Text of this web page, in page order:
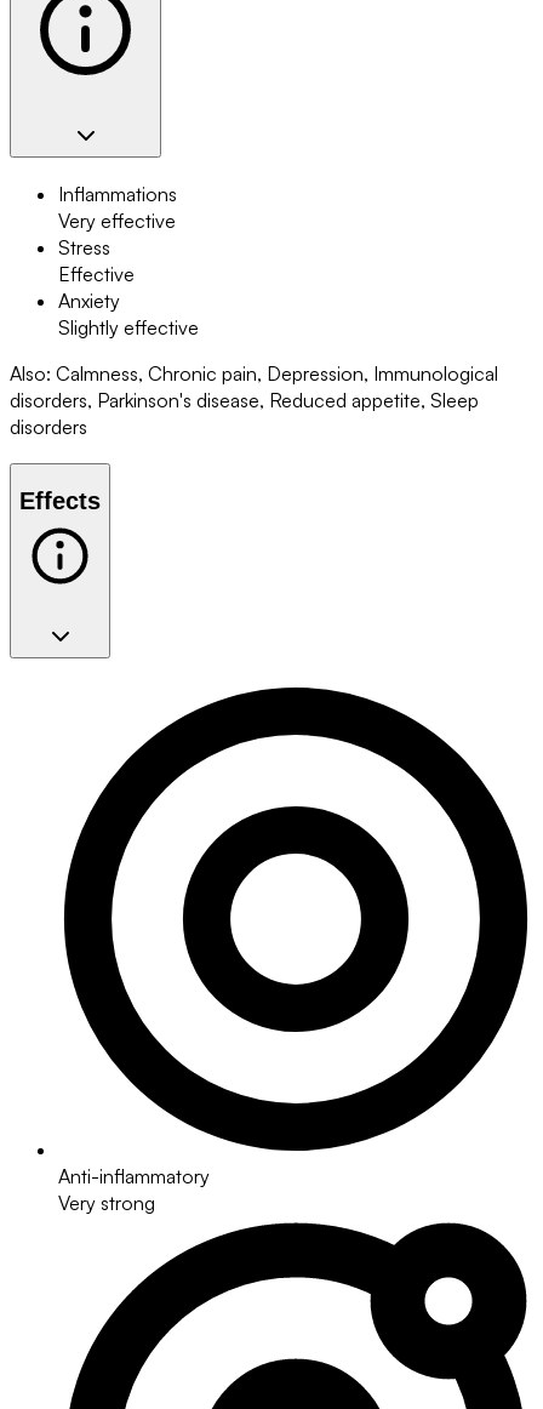
Inflammations
Very effective
Stress
Effective
Anxiety
Slightly effective
Also: Calmness, Chronic pain, Depression, Immunological
disorders, Parkinson's disease, Reduced appetite, Sleep
disorders
Effects
Anti-inflammatory
Very strong